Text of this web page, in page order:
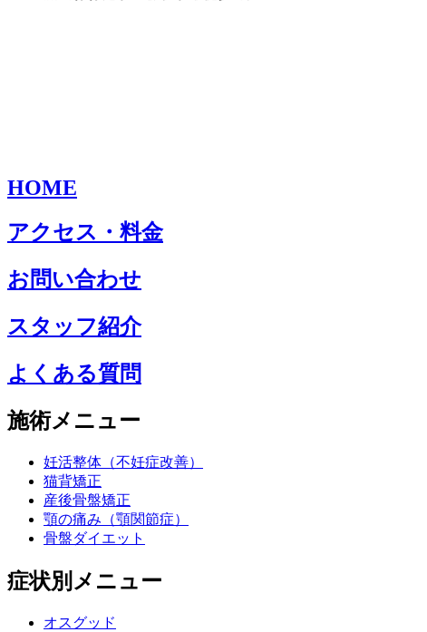
HOME
アクセス・料金
お問い合わせ
スタッフ紹介
よくある質問
施術メニュー
妊活整体（不妊症改善）
猫背矯正
産後骨盤矯正
顎の痛み（顎関節症）
骨盤ダイエット
症状別メニュー
オスグッド